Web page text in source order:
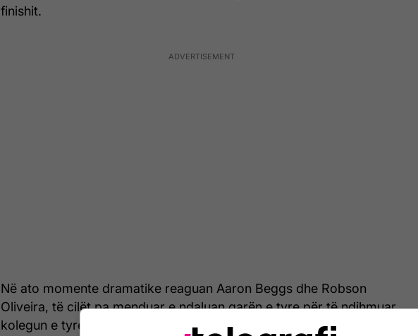
finishit.
Në ato momente dramatike reaguan Aaron Beggs dhe Robson
Oliveira, të cilët pa menduar e ndaluan garën e tyre për të ndihmuar
kolegun e tyre. E ngritën nga toka dhe, duke u mbështetur në supet